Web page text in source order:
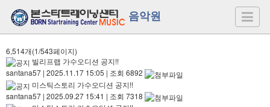
음악원
6,514개(1/543페이지)
빌리프랩 가수오디션 공지!!
santana57 | 2025.11.17 15:05 | 조회 6892
미스틱스토리 가수오디션 공지!!
santana57 | 2025.09.27 15:41 | 조회 7318